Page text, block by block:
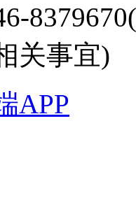
关事宜)
APP